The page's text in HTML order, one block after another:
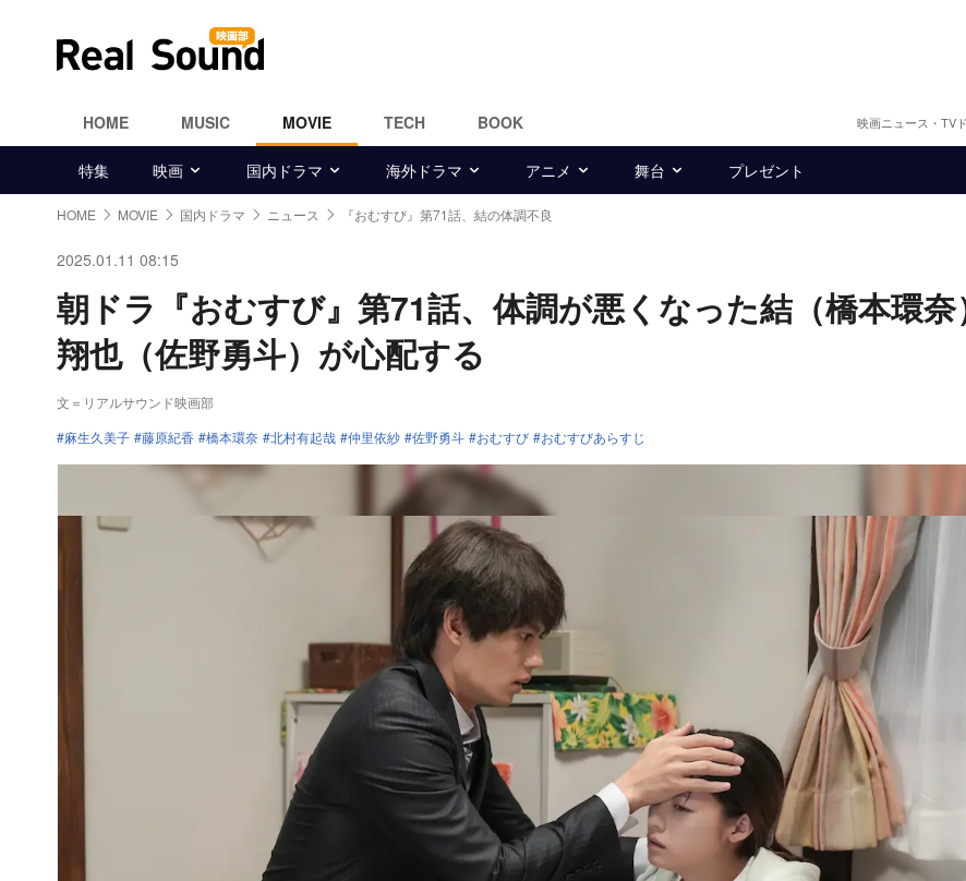
HOME MUSIC MOVIE TECH BOOK 映画ニュース・TV
特集 映画 国内ドラマ 海外ドラマ アニメ 舞台 プレゼント
HOME MOVIE 国内ドラマ ニュース 『おむすび』第71話、結の体調不良
2025.01.11 08:15
朝ドラ『おむすび』第71話、体調が悪くなった結（橋本環奈
翔也（佐野勇斗）が心配する
文＝リアルサウンド映画部
麻生久美子
藤原紀香 橋本環奈 北村有起哉 仲里依紗 佐野勇斗 おむすび おむすびあらすじ